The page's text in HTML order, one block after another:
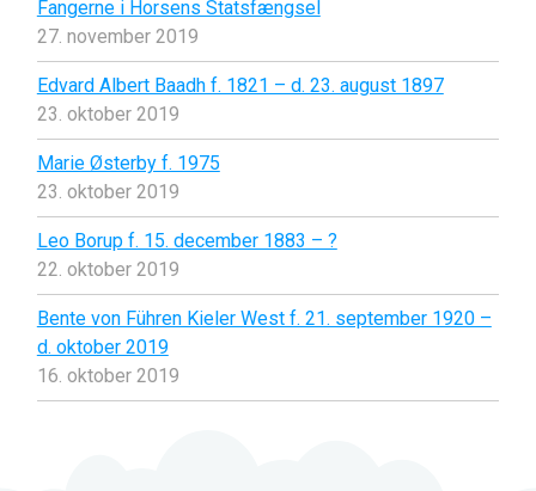
Fangerne i Horsens Statsfængsel
27. november 2019
Edvard Albert Baadh f. 1821 – d. 23. august 1897
23. oktober 2019
Marie Østerby f. 1975
23. oktober 2019
Leo Borup f. 15. december 1883 – ?
22. oktober 2019
Bente von Führen Kieler West f. 21. september 1920 –
d. oktober 2019
16. oktober 2019